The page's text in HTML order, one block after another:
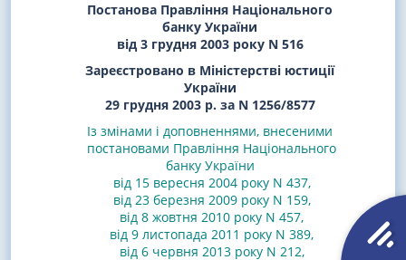
Постанова Правління Національного
банку України
від 3 грудня 2003 року N 516
Зареєстровано в Міністерстві юстиції
України
29 грудня 2003 р. за N 1256/8577
Із змінами і доповненнями, внесеними
постановами Правління Національного
банку України
від 15 вересня 2004 року N 437,
від 23 березня 2009 року N 159,
від 8 жовтня 2010 року N 457,
від 9 листопада 2011 року N 389,
від 6 червня 2013 року N 212,